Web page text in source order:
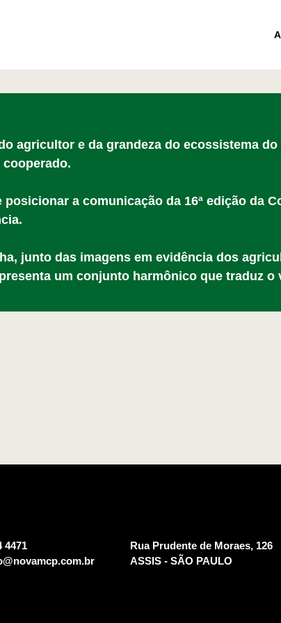
agricultor e da grandeza do ecossistema
a comunicação da 16ª edição da
junto das imagens em evidência dos
um conjunto harmônico que traduz
4471
Rua Prudente de Moraes, 126
ASSIS - SÃO PAULO